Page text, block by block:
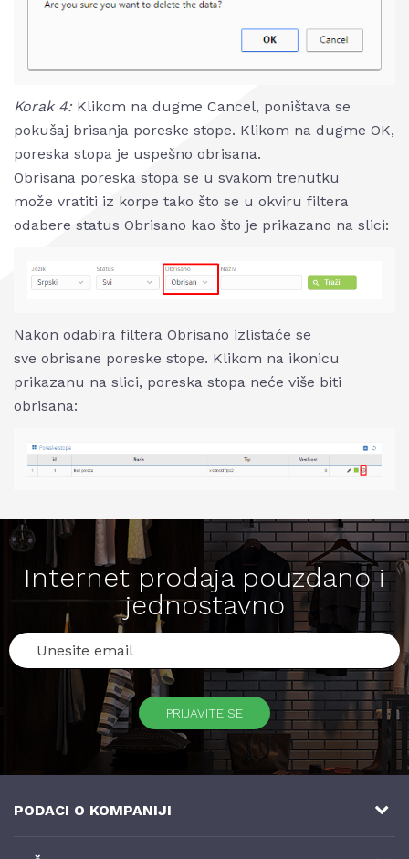
Korak 4: Klikom na dugme Cancel, poništava se
pokušaj brisanja poreske stope. Klikom na dugme OK,
poreska stopa je uspešno obrisana.
Obrisana poreska stopa se u svakom trenutku
može vratiti iz korpe tako što se u okviru filtera
odabere status Obrisano kao što je prikazano na slici:
Nakon odabira filtera Obrisano izlistaće se
sve obrisane poreske stope. Klikom na ikonicu
prikazanu na slici, poreska stopa neće više biti
obrisana:
Internet prodaja pouzdano i
jednostavno
PRIJAVITE SE
PODACI O KOMPANIJI
NB SOFT